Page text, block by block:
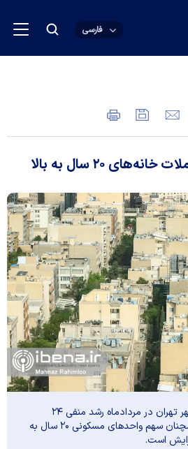
فارسی
درحالی معاملات مسکن شهر تهران در مردادماه رشد منفی ۲۴
درصدی را ثبت کرده که همچنان سهم واحد‌های مسکونی ۲۰ سال به
است.